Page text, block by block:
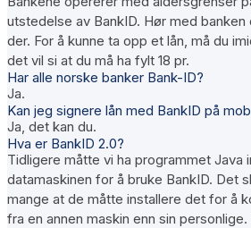
utstedelse av BankID. Hør med
der. For å kunne ta opp et lån, må du
det vil si at du må ha fylt 18 pr.
Har alle norske banker Bank-ID?
Ja.
Kan jeg signere lån med BankID på
Ja, det kan du.
Hva er BankID 2.0?
Tidligere måtte vi ha programmet Java
datamaskinen for å bruke BankID. Det
mange at de måtte installere det for å
fra en annen maskin enn sin